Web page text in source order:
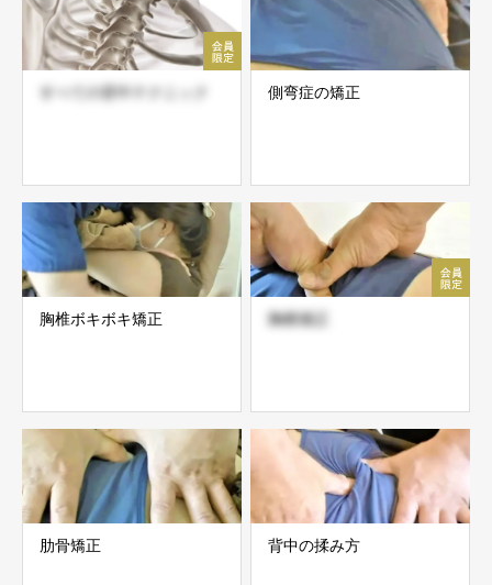
側弯症の矯正
胸椎ボキボキ矯正 胸椎矯正
肋骨矯正 背中の揉み方